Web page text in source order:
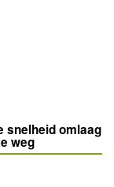
snelheid omlaag
weg